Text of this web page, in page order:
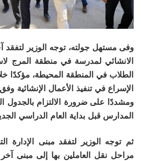
وفى مستهل جولته، توجه الوزير
الانشائي لمدرسة في منطقة المرج
الطلاب في المنطقة المحيطة، مؤكدًا
الإسراع في تنفيذ الأعمال الإنشائية
ومشددًا على ضرورة الالتزام بالجدول
المدارس قبل بداية العام الدراسي
ثم توجه الوزير لتفقد مبنى الإدارة
مراحل نقل العاملين بها إلى مبنى آخر